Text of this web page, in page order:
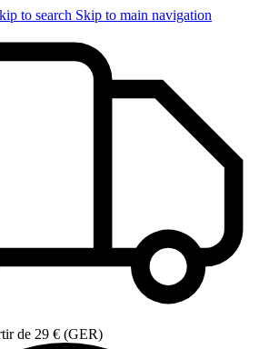
to search Skip to main navigation
de 29 € (GER)